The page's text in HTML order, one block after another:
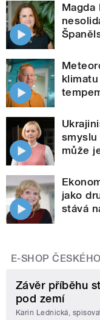
Magda
smyslu
může
jako
stává
E-SHOP
Závěr příběhu
pod zemí
Karin Lednická,